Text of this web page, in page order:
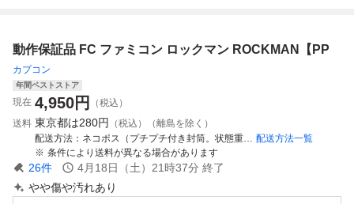
動作保証品 FC ファミコン ロックマン ROCKMAN【PP
カプコン
年間ベストストア
現在 4,950円
（税込）
送料 東京都は280円
（税込）（離島を除く）
配送方法
ネコポス（プチプチ付き封筒。状態重視の方は宅急便をご選択ください。） 配送方法一覧
条件により送料が異なる場合があります
26件 4月18日（土）21時37分 終了
やや傷や汚れあり